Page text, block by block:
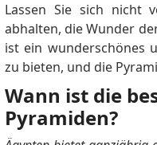
Lassen Sie sich nicht
abhalten, die Wunder
ist ein wunderschönes
zu bieten, und die
Wann ist die
Pyramiden?